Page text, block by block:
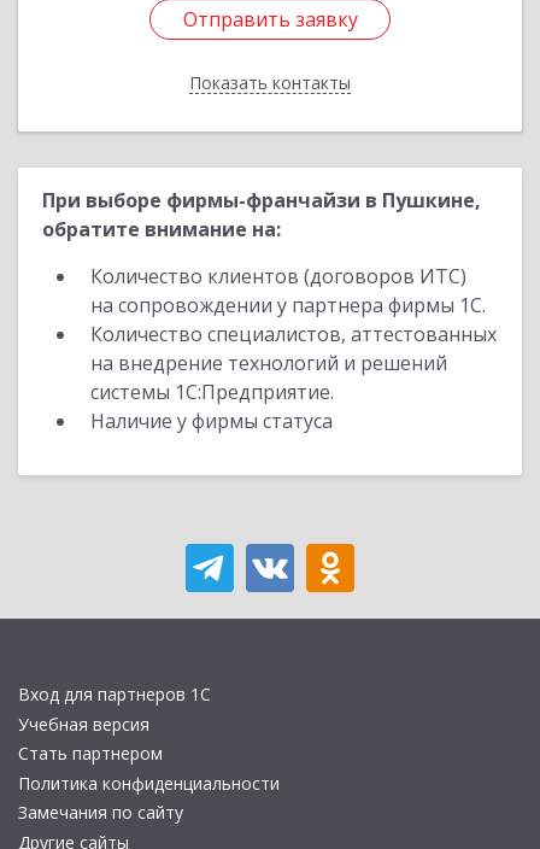
Отправить заявку
Показать контакты
Отправить заявку
Назад
При выборе фирмы-франчайзи в Пушкине,
обратите внимание на:
Количество клиентов (договоров ИТС)
на сопровождении у партнера фирмы 1С.
Количество специалистов, аттестованных
на внедрение технологий и решений
системы 1С:Предприятие.
Наличие у фирмы статуса
Вход для партнеров 1С
Учебная версия
Стать партнером
Политика конфиденциальности
Замечания по сайту
Другие сайты